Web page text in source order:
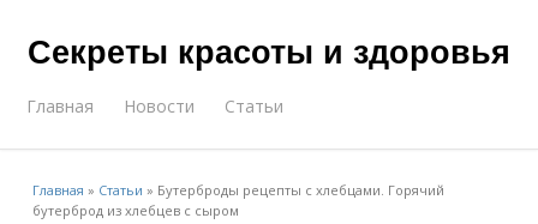
Секреты красоты и здоровья
Главная Новости Статьи
Главная » Статьи » Бутерброды рецепты с хлебцами. Горячий
бутерброд из хлебцев с сыром